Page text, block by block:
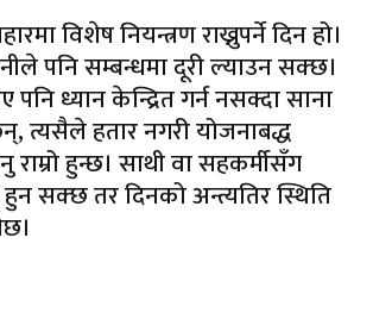
विशेष नियन्त्रण राख्नुपर्ने दिन हो।
पनि सम्बन्धमा दूरी ल्याउन सक्छ।
ध्यान केन्द्रित गर्न नसक्दा साना
त्यसैले हतार नगरी योजनाबद्ध
हुन्छ। साथी वा सहकर्मीसँग
सक्छ तर दिनको अन्त्यतिर स्थिति